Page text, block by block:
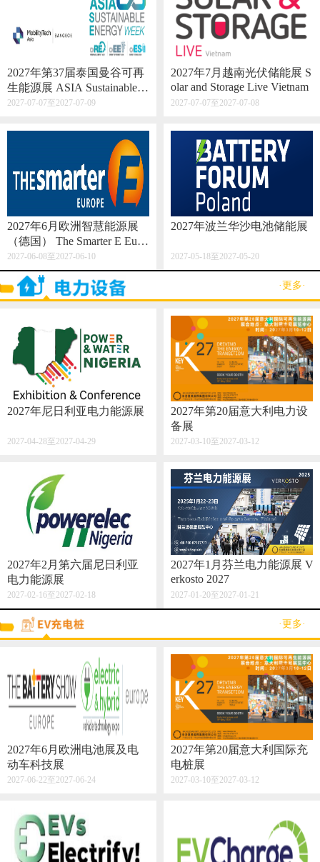
2027年第37届泰国曼谷可再
生能源展 ASIA Sustainable E
nergy Week
2027-07-07至2027-07-09
2027年7月越南光伏储能展 S
olar and Storage Live Vietnam
2027-07-07至2027-07-08
2027年6月欧洲智慧能源展
（德国） The Smarter E Euro
pe 2027
2027-06-08至2027-06-10
2027年波兰华沙电池储能展
2027-05-18至2027-05-20
·更多·
2027年尼日利亚电力能源展
2027-04-28至2027-04-29
2027年第20届意大利电力设
备展
2027-03-10至2027-03-12
2027年2月第六届尼日利亚
电力能源展
2027-02-16至2027-02-18
2027年1月芬兰电力能源展 V
erkosto 2027
2027-01-20至2027-01-21
·更多·
2027年6月欧洲电池展及电
动车科技展
2027-06-22至2027-06-24
2027年第20届意大利国际充
电桩展
2027-03-10至2027-03-12